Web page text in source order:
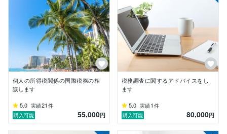
・個人の国際税務分野の税務相談
確定申告など申告書を提出するような業務は、ココナラ
では現在お引き受け停止しております。
よろしくお願いします。
個人の所得税関係の国際税務の相
談します
5.0 実績21 件
購入可能
55,000円
税務調査に関するアドバイスをし
ます
5.0 実績1 件
購入可能
80,000円